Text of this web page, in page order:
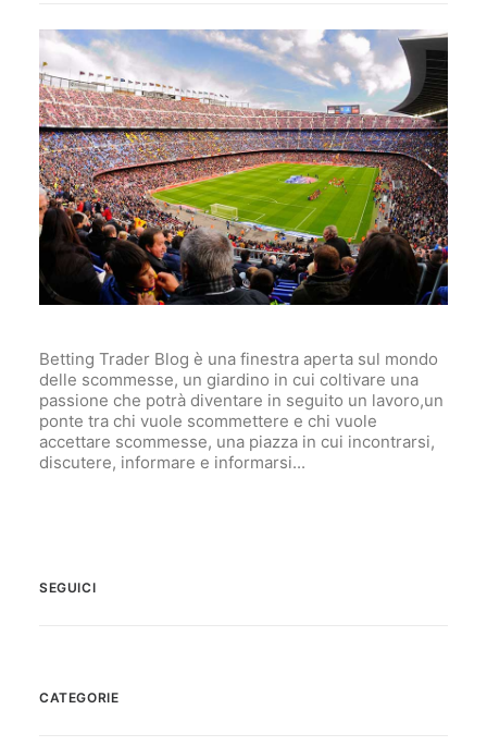
Betting Trader Blog è una finestra aperta sul mondo
delle scommesse, un giardino in cui coltivare una
passione che potrà diventare in seguito un lavoro,un
ponte tra chi vuole scommettere e chi vuole
accettare scommesse, una piazza in cui incontrarsi,
discutere, informare e informarsi...
SEGUICI
CATEGORIE